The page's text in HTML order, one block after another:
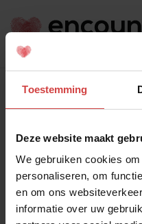
Toestemming
Deze website maakt
We gebruiken cookies
personaliseren, om
en om ons
informatie over uw
Je wilt een